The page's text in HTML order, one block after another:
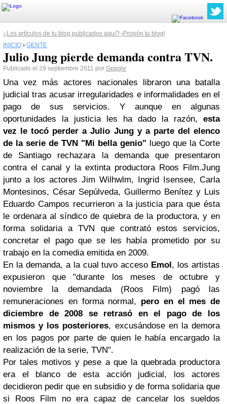
¿Los artículos de tu blog publicados aquí? ¡Propón tu blog!
INICIO › GENTE
Julio Jung pierde demanda contra TVN.
Publicado el 29 septiembre 2011 por Gppgle
Una vez más actores nacionales libraron una batalla
judicial tras acusar irregularidades e informalidades en el
pago de sus servicios. Y aunque en algunas
oportunidades la justicia les ha dado la razón, esta
vez le tocó perder a Julio Jung y a parte del elenco
de la serie de TVN "Mi bella genio" luego que la Corte
de Santiago rechazara la demanda que presentaron
contra el canal y la extinta productora Roos Film.Jung
junto a los actores Jim Wilhwlm, Ingrid Isensee, Carla
Montesinos, César Sepúlveda, Guillermo Benítez y Luis
Eduardo Campos recurrieron a la justicia para que ésta
le ordenara al síndico de quiebra de la productora, y en
forma solidaria a TVN que contrató estos servicios,
concretar el pago que se les había prometido por su
trabajo en la comedia emitida en 2009.
En la demanda, a la cual tuvo acceso Emol, los artistas
expusieron que "durante los meses de octubre y
noviembre la demandada (Roos Film) pagó las
remuneraciones en forma normal, pero en el mes de
diciembre de 2008 se retrasó en el pago de los
mismos y los posteriores, excusándose en la demora
en los pagos por parte de quien le había encargado la
realización de la serie, TVN".
Por tales motivos y pese a que la quebrada productora
era el blanco de esta acción judicial, los actores
decidieron pedir que en subsidio y de forma solidaria que
si Roos Film no era capaz de cancelar los sueldos